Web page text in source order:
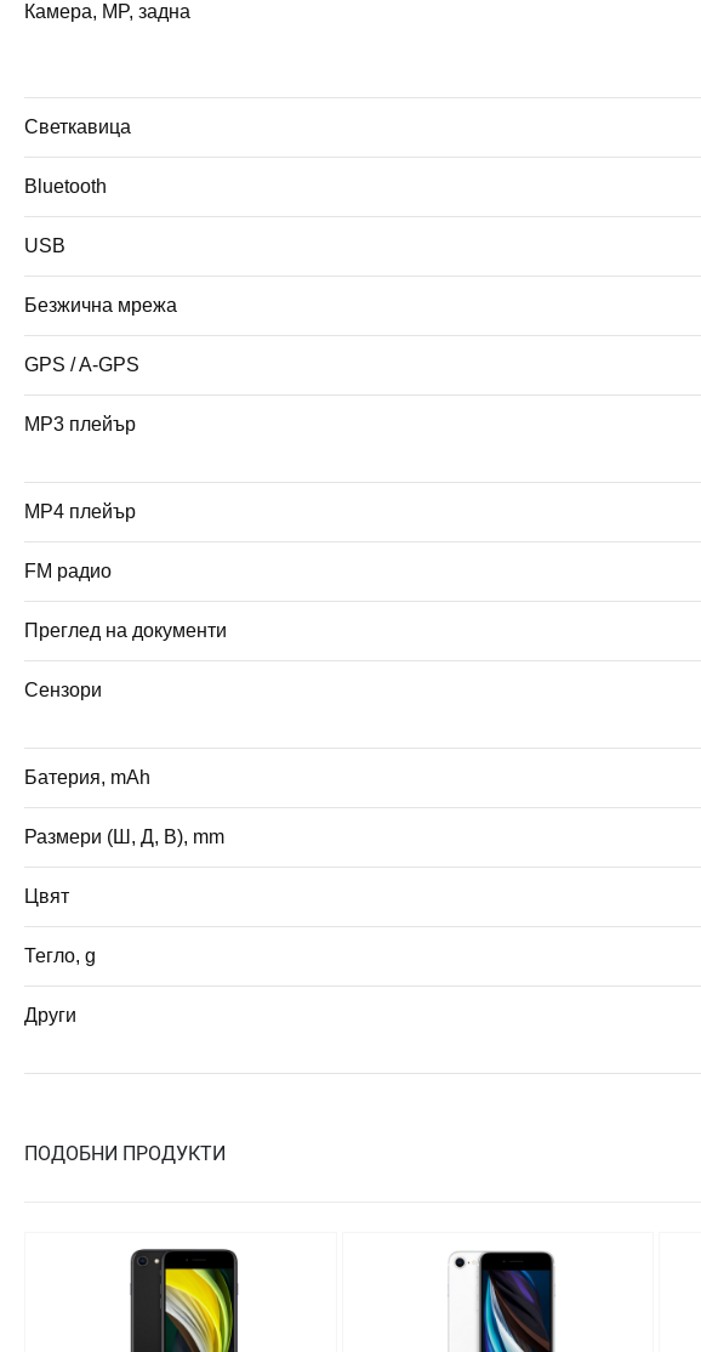
Камера, MP, задна
Светкавица
Bluetooth
USB
Безжична мрежа
GPS / A-GPS
MP3 плейър
MP4 плейър
FM радио
Преглед на документи
Сензори
Батерия, mAh
Размери (Ш, Д, В), mm
Цвят
Тегло, g
Други
ПОДОБНИ ПРОДУКТИ